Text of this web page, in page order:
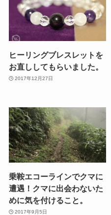
ヒーリングブレスレットを
お直ししてもらいました。
2017年12月27日
乗鞍エコーラインでクマに
遭遇！クマに出会わないた
めに気を付けること。
2017年9月5日